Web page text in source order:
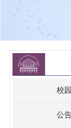
校
公